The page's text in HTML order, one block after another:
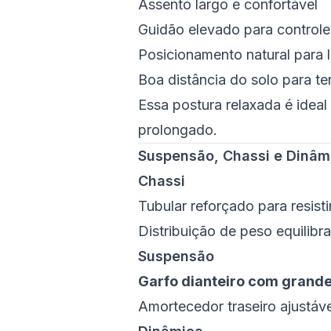
Assento largo e confortável
Guidão elevado para controle
Posicionamento natural para
Boa distância do solo para
Essa postura relaxada é
prolongado.
Suspensão, Chassi e
Chassi
Tubular reforçado para
Distribuição de peso
Suspensão
Garfo dianteiro com
Amortecedor traseiro